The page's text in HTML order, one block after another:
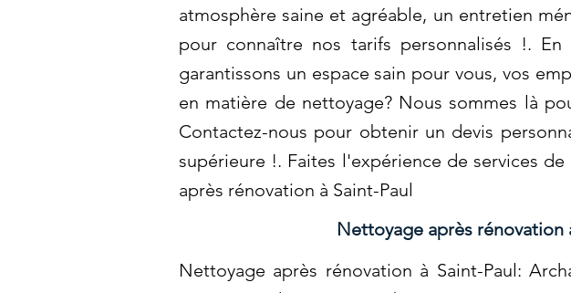
atmosphère saine et agréable, un entretien
pour connaître nos tarifs personnalisés !.
garantissons un espace sain pour vous, vos
en matière de nettoyage? Nous sommes là
Contactez-nous pour obtenir un devis
supérieure !. Faites l'expérience de services
après rénovation à Saint-Paul
Nettoyage après rénovation
Nettoyage après rénovation à Saint-Paul: